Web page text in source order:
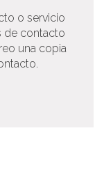
o servicio
de contacto
una copia